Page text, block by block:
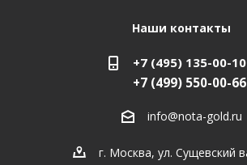
Наши контакты
+7 (495) 135-00-10
+7 (499) 550-00-66
info@nota-gold.ru
г. Москва, ул. Сущевский